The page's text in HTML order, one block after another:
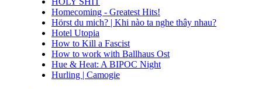
Homecoming - Greatest Hits!
Hörst du mich? | Khi nào ta nghe thây nhau?
Hotel Utopia
How to Kill a Fascist
How to work with Ballhaus Ost
Hue & Heat: A BIPOC Night
Hurling | Camogie